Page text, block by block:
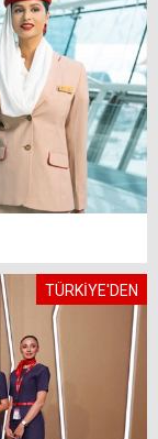
TÜRKİYE'DEN